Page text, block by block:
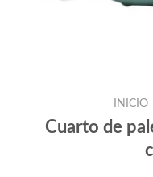
INICIO
Cuarto de